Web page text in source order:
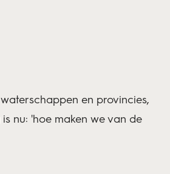
en provincies,
nu: 'hoe maken we van de